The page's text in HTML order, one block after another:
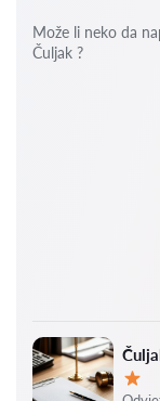
Može li neko da
Čuljak ?